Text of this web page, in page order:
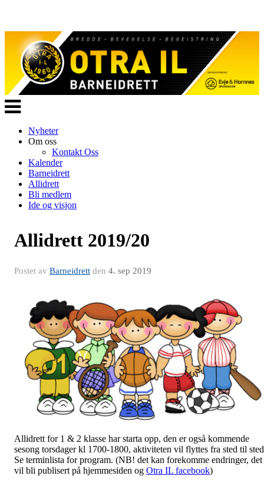
Veksle
navigasjon
Nyheter
Om oss
Kontakt Oss
Kalender
Barneidrett
Allidrett
Bli medlem
Ide og visjon
Allidrett 2019/20
Postet av Barneidrett den 4. sep 2019
Allidrett for 1 & 2 klasse har starta opp, den er også kommende
sesong torsdager kl 1700-1800, aktiviteten vil flyttes fra sted til
Se terminlista for program. (NB! det kan forekomme endringer, det
vil bli publisert på hjemmesiden og Otra IL facebook)